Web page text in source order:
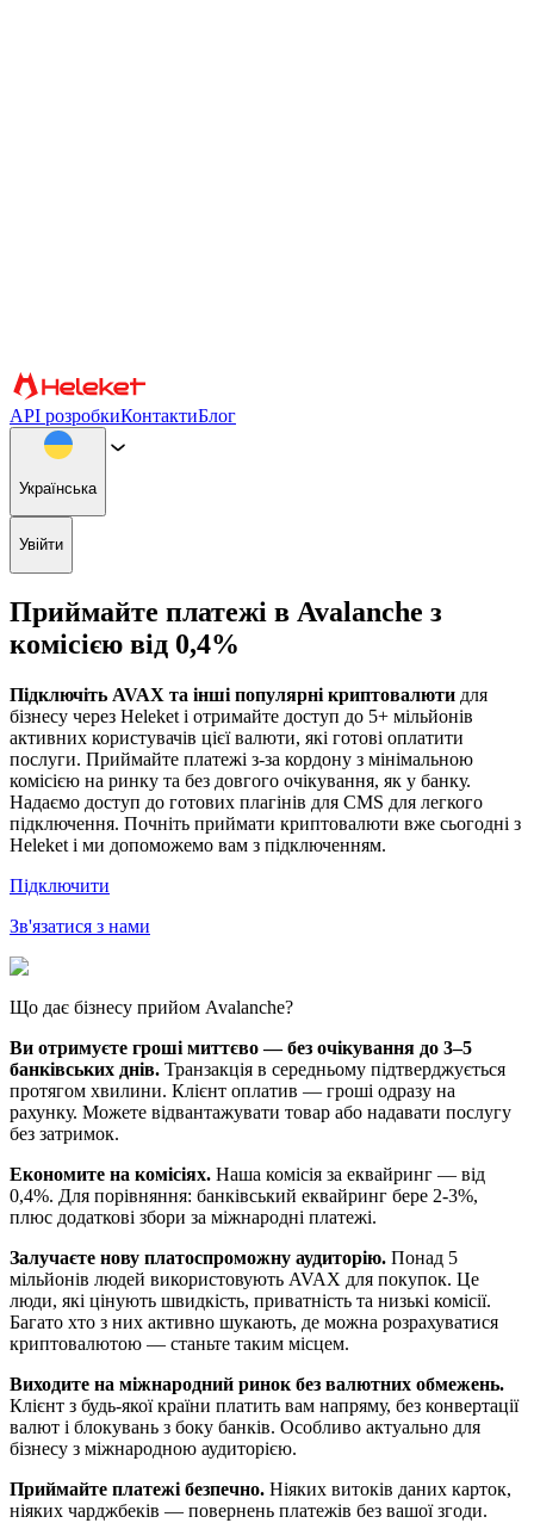
API розробкиКонтактиБлог
Українська
Увійти
Приймайте платежі в Avalanche з
комісією від 0,4%
Підключіть AVAX та інші популярні криптовалюти для
бізнесу через Heleket і отримайте доступ до 5+ мільйонів
активних користувачів цієї валюти, які готові оплатити
послуги. Приймайте платежі з-за кордону з мінімальною
комісією на ринку та без довгого очікування, як у банку.
Надаємо доступ до готових плагінів для CMS для легкого
підключення. Почніть приймати криптовалюти вже сьогодні з
Heleket і ми допоможемо вам з підключенням.
Підключити
Зв'язатися з нами
Що дає бізнесу прийом Avalanche?
Ви отримуєте гроші миттєво — без очікування до 3–5
банківських днів. Транзакція в середньому підтверджується
протягом хвилини. Клієнт оплатив — гроші одразу на
рахунку. Можете відвантажувати товар або надавати послугу
без затримок.
Економите на комісіях. Наша комісія за еквайринг — від
0,4%. Для порівняння: банківський еквайринг бере 2-3%,
плюс додаткові збори за міжнародні платежі.
Залучаєте нову платоспроможну аудиторію. Понад 5
мільйонів людей використовують AVAX для покупок. Це
люди, які цінують швидкість, приватність та низькі комісії.
Багато хто з них активно шукають, де можна розрахуватися
криптовалютою — станьте таким місцем.
Виходите на міжнародний ринок без валютних обмежень.
Клієнт з будь-якої країни платить вам напряму, без конвертації
валют і блокувань з боку банків. Особливо актуально для
бізнесу з міжнародною аудиторією.
Приймайте платежі безпечно. Ніяких витоків даних карток,
ніяких чарджбеків — повернень платежів без вашої згоди.